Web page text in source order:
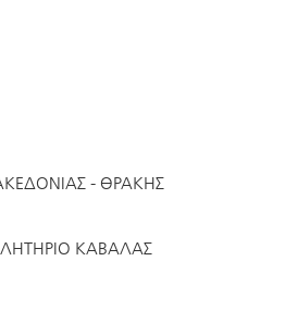
- ΘΡΑΚΗΣ
ΚΑΒΑΛΑΣ